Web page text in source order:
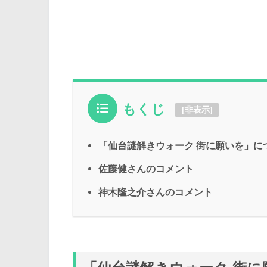
もくじ [非表示]
「仙台謎解きウォーク 街に願いを」に
佐藤健さんのコメント
神木隆之介さんのコメント